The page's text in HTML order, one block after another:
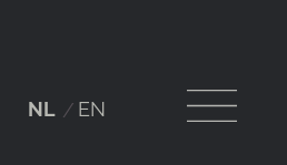
NL EN